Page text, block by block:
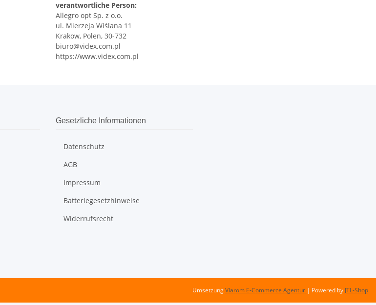
verantwortliche Person:
Allegro opt Sp. z o.o.
ul. Mierzeja Wiślana 11
Krakow, Polen, 30-732
biuro@videx.com.pl
https://www.videx.com.pl
Gesetzliche Informationen
Datenschutz
AGB
Impressum
Batteriegesetzhinweise
Widerrufsrecht
UmsetzungVlarom E-Commerce Agentur | Powered by JTL-Shop